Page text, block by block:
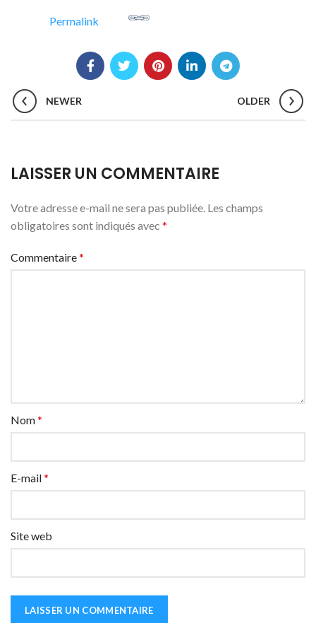
Permalink
NEWER OLDER
LAISSER UN COMMENTAIRE
Votre adresse e-mail ne sera pas publiée. Les champs
obligatoires sont indiqués avec *
Commentaire*
Nom*
E-mail*
Site web